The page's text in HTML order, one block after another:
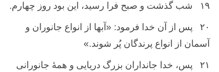
۱۹ شب‌ گذشت ‌و صبح‌ فرا رسید، این ‌بود روز چهارم‌.
۲۰
پس ‌از آن‌ خدا فرمود: «آبها از انواع‌ جانوران ‌و
آسمان ‌از انواع ‌پرندگان ‌پُر شوند.»
۲۱
پس‌، خدا جانداران‌ بزرگ‌ دریایی و همهٔ جانورانی